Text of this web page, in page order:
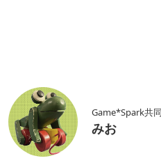
Game*Spark共
みお